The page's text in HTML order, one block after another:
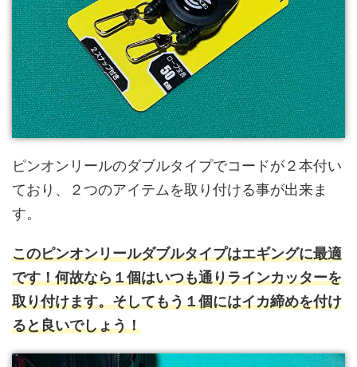
ピンオンリールのダブルタイプでコードが２本付い
ており、２つのアイテムを取り付ける事が出来ま
す。
このピンオンリールダブルタイプはエギングに最適
です！何故なら１個はいつも通りラインカッターを
取り付けます。そしてもう１個にはイカ締めを付け
ると良いでしょう！